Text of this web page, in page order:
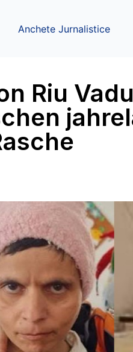
Anchete Jurnalistice
Riu